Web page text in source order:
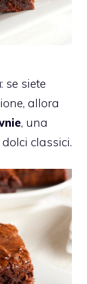
: se siete
allora
, una
classici.